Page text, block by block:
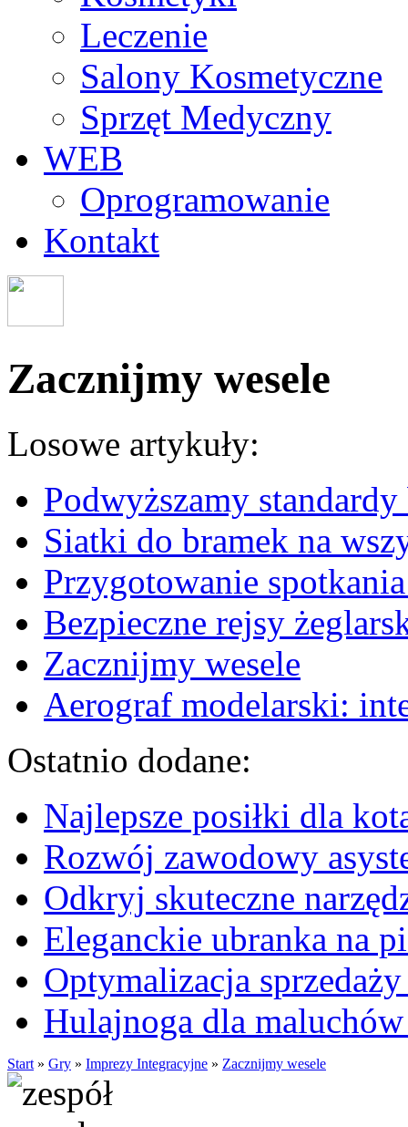
Leczenie
Salony Kosmetyczne
Sprzęt Medyczny
WEB
Oprogramowanie
Kontakt
Zacznijmy wesele
Losowe artykuły:
Podwyższamy standardy
Siatki do bramek na
Przygotowanie
Bezpieczne rejsy
Zacznijmy wesele
Aerograf modelarski:
Ostatnio dodane:
Najlepsze posiłki dla
Rozwój zawodowy
Odkryj skuteczne
Eleganckie ubranka na
Optymalizacja
Hulajnoga dla maluchów
Start » Gry » Imprezy Integracyjne » Zacznijmy wesele